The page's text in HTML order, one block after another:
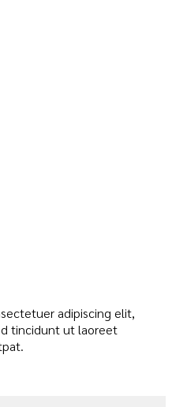
adipiscing elit,
tincidunt ut laoreet